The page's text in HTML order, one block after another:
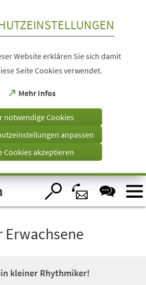
Website erklären Sie sich damit
Seite Cookies verwendet.
Mehr Infos
(Öffnet
einem
Tab)
notwendige Cookies
anpassen
Cookies akzeptieren
Erwachsene
kleiner Rhythmiker!